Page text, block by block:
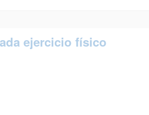
ejercicio físico